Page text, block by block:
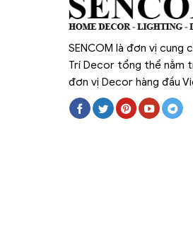
SENCOM là đơn vị cung
Trí Decor tổng thể nằm
đơn vị Decor hàng đầu